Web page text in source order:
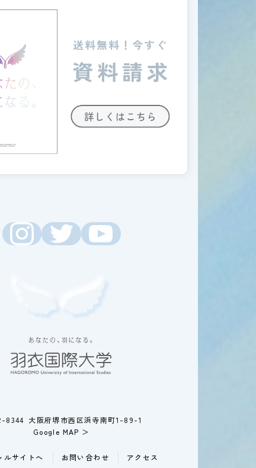
8344 大阪府堺市西区浜寺南町1-89-1
Google MAP ＞
ルサイトへ お問い合わせ アクセス